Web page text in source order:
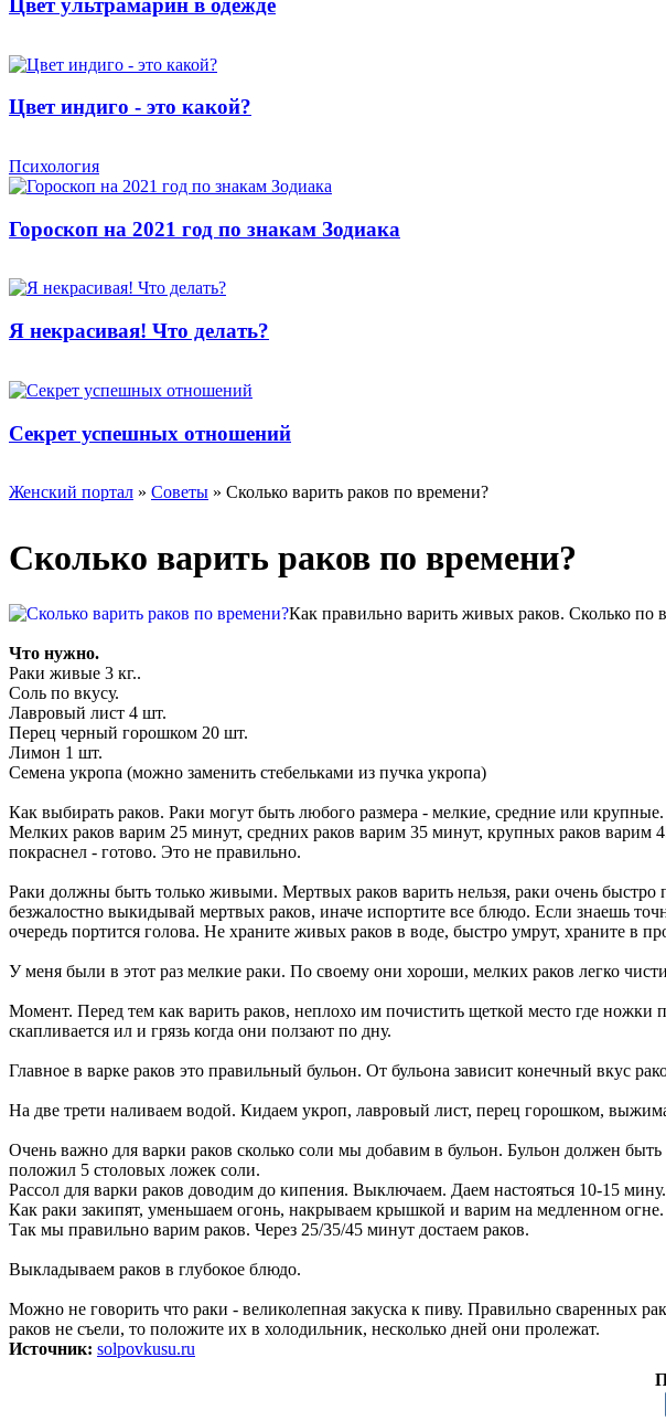
Цвет ультрамарин в одежде
Цвет индиго - это какой?
Психология
Гороскоп на 2021 год по знакам Зодиака
Я некрасивая! Что делать?
Секрет успешных отношений
Женский портал » Советы » Сколько варить раков по времени?
Сколько варить раков по времени?
Как правильно варить живых раков. Сколько по
Что нужно.
Раки живые 3 кг..
Соль по вкусу.
Лавровый лист 4 шт.
Перец черный горошком 20 шт.
Лимон 1 шт.
Семена укропа (можно заменить стебельками из пучка укропа)
Как выбирать раков. Раки могут быть любого размера - мелкие, средние или
Мелких раков варим 25 минут, средних раков варим 35 минут, крупных раков варим
покраснел - готово. Это не правильно.
Раки должны быть только живыми. Мертвых раков варить нельзя, раки очень быстро
безжалостно выкидывай мертвых раков, иначе испортите все блюдо. Если знаешь
очередь портится голова. Не храните живых раков в воде, быстро умрут, храните в
У меня были в этот раз мелкие раки. По своему они хороши, мелких раков легко
Момент. Перед тем как варить раков, неплохо им почистить щеткой место где
скапливается ил и грязь когда они ползают по дну.
Главное в варке раков это правильный бульон. От бульона зависит конечный вкус
На две трети наливаем водой. Кидаем укроп, лавровый лист, перец горошком,
Очень важно для варки раков сколько соли мы добавим в бульон. Бульон должен
положил 5 столовых ложек соли.
Рассол для варки раков доводим до кипения. Выключаем. Даем настояться 10-15
Как раки закипят, уменьшаем огонь, накрываем крышкой и варим на медленном огне.
Так мы правильно варим раков. Через 25/35/45 минут достаем раков.
Выкладываем раков в глубокое блюдо.
Можно не говорить что раки - великолепная закуска к пиву. Правильно сваренных
раков не съели, то положите их в холодильник, несколько дней они пролежат.
Источник: solpovkusu.ru